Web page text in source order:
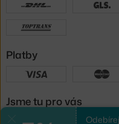
Platby
Jsme tu pro vás